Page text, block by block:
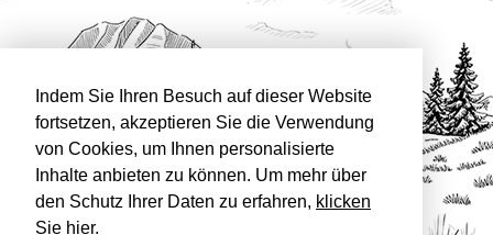
Indem Sie Ihren Besuch auf dieser Website
fortsetzen, akzeptieren Sie die Verwendung
von Cookies, um Ihnen personalisierte
Inhalte anbieten zu können. Um mehr über
den Schutz Ihrer Daten zu erfahren, klicken
Sie hier.